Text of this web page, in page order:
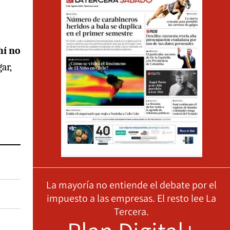
no
La mayoría no entiende el debate por el
impuesto a las empresas. El resto lee La
Tercera.